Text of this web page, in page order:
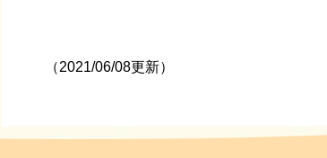
（2021/06/08更新）